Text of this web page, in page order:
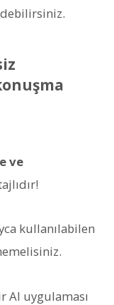
ve
kullanılabilen
AI uygulaması